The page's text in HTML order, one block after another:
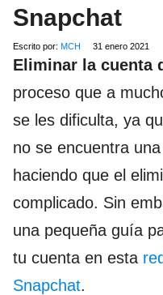
Snapchat
Escrito por: MCH 31 enero 2021
Eliminar la cuenta
proceso que a
se les dificulta, ya
no se encuentra
haciendo que el
complicado. Sin
una pequeña guía
tu cuenta en esta
Snapchat.